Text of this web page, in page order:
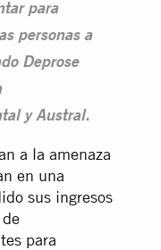
para
personas a
Deprose
y Austral.
a la amenaza
en una
sus ingresos
para